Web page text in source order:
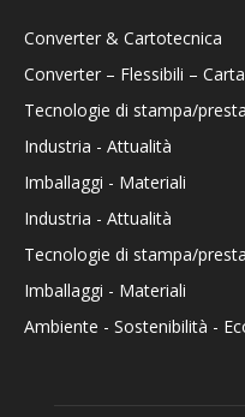
Converter & Cartotecnica
Converter – Flessibili –
Tecnologie di stampa/
Industria - Attualità
Imballaggi - Materiali
Industria - Attualità
Tecnologie di stampa/
Imballaggi - Materiali
Ambiente - Sostenibilità -